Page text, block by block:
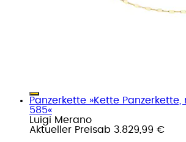
Panzerkette »Kette Panzerkette,
585«
Luigi Merano
Aktueller Preisab 3.829,99 €